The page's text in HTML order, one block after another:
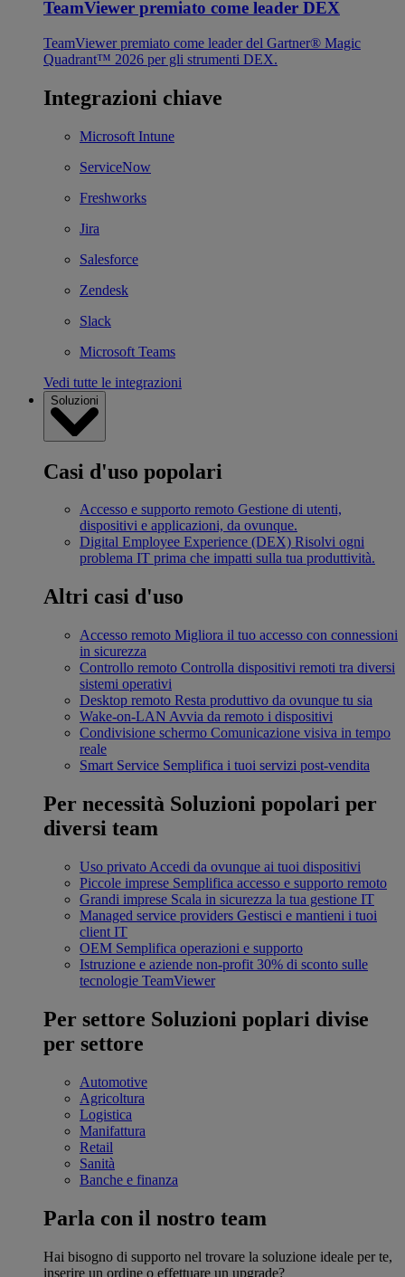
TeamViewer premiato come leader DEX
TeamViewer premiato come leader del Gartner® Magic
Quadrant™ 2026 per gli strumenti DEX.
Integrazioni chiave
Microsoft Intune
ServiceNow
Freshworks
Jira
Salesforce
Zendesk
Slack
Microsoft Teams
Vedi tutte le integrazioni
Soluzioni
Casi d'uso popolari
Accesso e supporto remoto Gestione di utenti,
dispositivi e applicazioni, da ovunque.
Digital Employee Experience (DEX) Risolvi ogni
problema IT prima che impatti sulla tua produttività.
Altri casi d'uso
Accesso remoto Migliora il tuo accesso con connessioni
in sicurezza
Controllo remoto Controlla dispositivi remoti tra diversi
sistemi operativi
Desktop remoto Resta produttivo da ovunque tu sia
Wake-on-LAN Avvia da remoto i dispositivi
Condivisione schermo Comunicazione visiva in tempo
reale
Smart Service Semplifica i tuoi servizi post-vendita
Per necessità Soluzioni popolari per
diversi team
Uso privato Accedi da ovunque ai tuoi dispositivi
Piccole imprese Semplifica accesso e supporto remoto
Grandi imprese Scala in sicurezza la tua gestione IT
Managed service providers Gestisci e mantieni i tuoi
client IT
OEM Semplifica operazioni e supporto
Istruzione e aziende non-profit 30% di sconto sulle
tecnologie TeamViewer
Per settore Soluzioni poplari divise
per settore
Automotive
Agricoltura
Logistica
Manifattura
Retail
Sanità
Banche e finanza
Parla con il nostro team
Hai bisogno di supporto nel trovare la soluzione ideale per te,
inserire un ordine o effettuare un upgrade?